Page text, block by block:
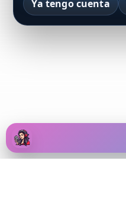
Ya tengo cuenta